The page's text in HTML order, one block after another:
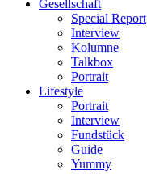
Gesellschaft
Special Report
Interview
Kolumne
Talkbox
Portrait
Lifestyle
Portrait
Interview
Fundstück
Guide
Yummy